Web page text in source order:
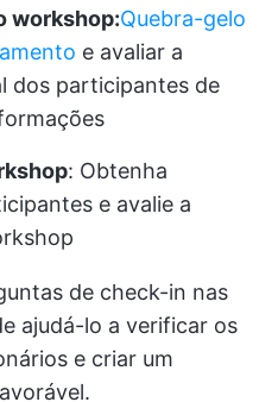
workshop:Quebra-gelo
e avaliar a
dos participantes de
: Obtenha
e avalie a
de check-in nas
ajudá-lo a verificar os
e criar um